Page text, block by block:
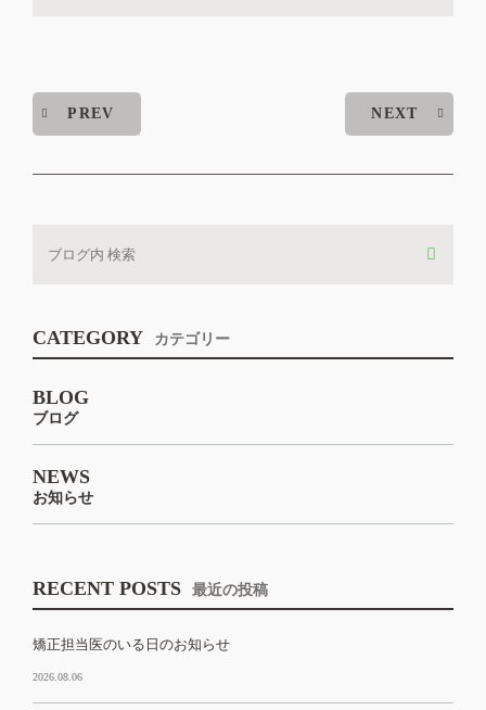
PREV NEXT
CATEGORY カテゴリー
BLOG
ブログ
NEWS
お知らせ
RECENT POSTS 最近の投稿
矯正担当医のいる日のお知らせ
2026.08.06